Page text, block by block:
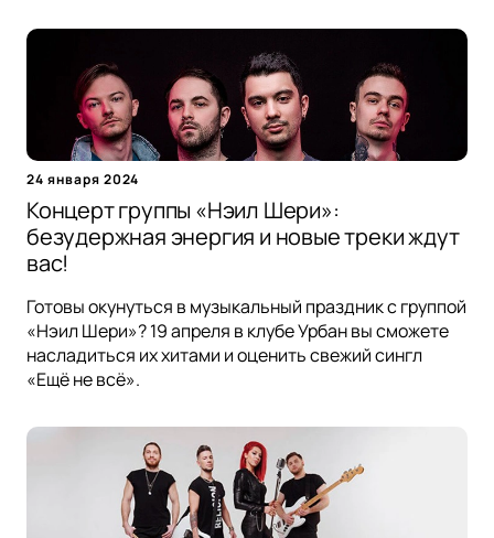
24 января 2024
Концерт группы «Нэил Шери»:
безудержная энергия и новые треки ждут
вас!
Готовы окунуться в музыкальный праздник с группой
«Нэил Шери»? 19 апреля в клубе Урбан вы сможете
насладиться их хитами и оценить свежий сингл
«Ещё не всё».